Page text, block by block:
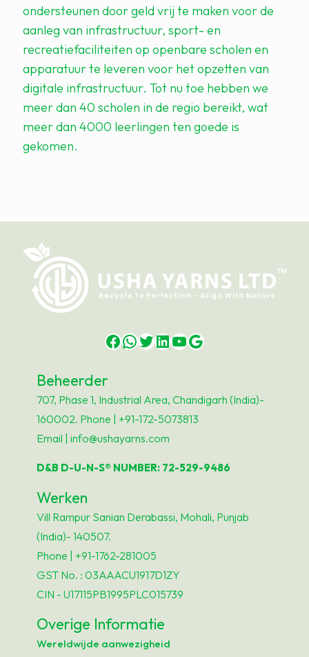
ondersteunen door geld vrij te maken voor de
aanleg van infrastructuur, sport- en
recreatiefaciliteiten op openbare scholen en
apparatuur te leveren voor het opzetten van
digitale infrastructuur. Tot nu toe hebben we
meer dan 40 scholen in de regio bereikt, wat
meer dan 4000 leerlingen ten goede is
gekomen.
Facebook
WhatsApp
Twitter
LinkedIn
YouTube
Google
Beheerder
707, Phase 1, Industrial Area, Chandigarh (India)-
160002. Phone | +91-172-5073813
Email | info@ushayarns.com
D&B D-U-N-S® NUMBER: 72-529-9486
Werken
Vill Rampur Sanian Derabassi, Mohali, Punjab
(India)- 140507.
Phone | +91-1762-281005
GST No. : 03AAACU1917D1ZY
CIN - U17115PB1995PLC015739
Overige Informatie
Wereldwijde aanwezigheid